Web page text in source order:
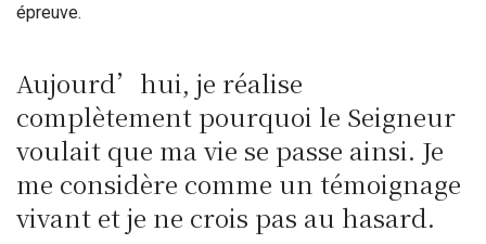
épreuve.
Aujourd’hui, je réalise
complètement pourquoi le Seigneur
voulait que ma vie se passe ainsi. Je
me considère comme un témoignage
vivant et je ne crois pas au hasard.